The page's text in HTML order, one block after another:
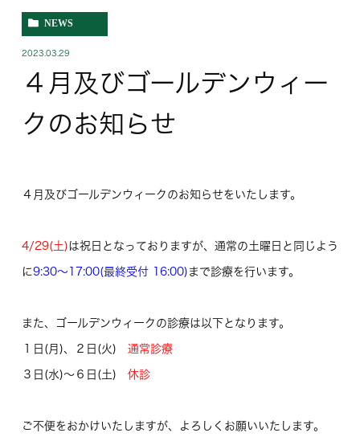
NEWS
2023.03.29
４月及びゴールデンウィー
クのお知らせ
４月及びゴールデンウィークのお知らせをいたします。
4/29(土)は祝日となっておりますが、通常の土曜日と同じよう
に9:30～17:00(最終受付 16:00) まで診療を行います。
また、ゴールデンウィークの診療は以下となります。
１日(月)、２日(火) 通常診療
３日(水)～６日(土) 休診
ご不便をおかけいたしますが、よろしくお願いいたします。